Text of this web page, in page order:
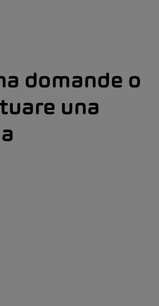
domande o
una